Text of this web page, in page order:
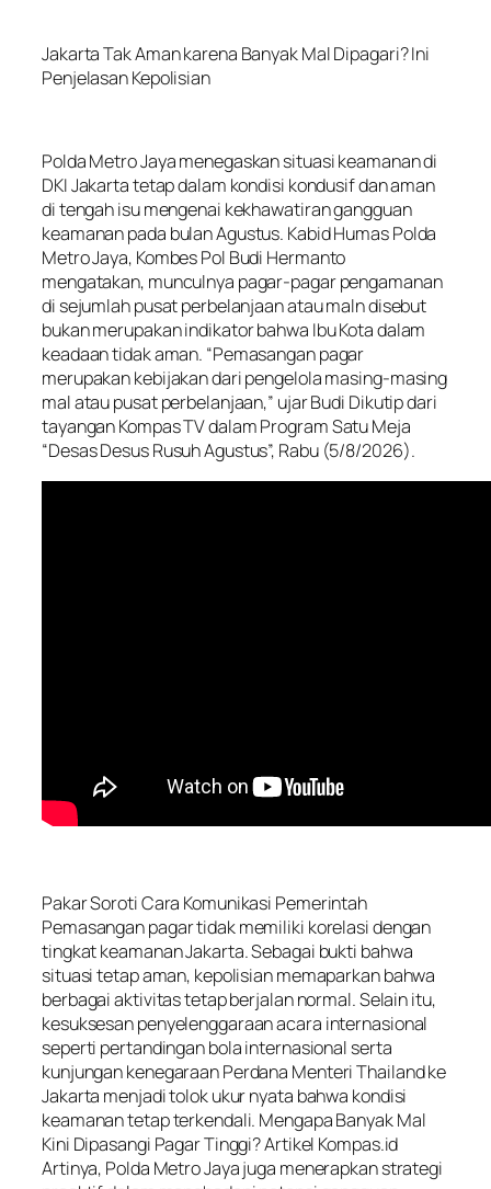
Jakarta Tak Aman karena Banyak Mal Dipagari? Ini
Penjelasan Kepolisian
Polda Metro Jaya menegaskan situasi keamanan di
DKI Jakarta tetap dalam kondisi kondusif dan aman
di tengah isu mengenai kekhawatiran gangguan
keamanan pada bulan Agustus. Kabid Humas Polda
Metro Jaya, Kombes Pol Budi Hermanto
mengatakan, munculnya pagar-pagar pengamanan
di sejumlah pusat perbelanjaan atau maln disebut
bukan merupakan indikator bahwa Ibu Kota dalam
keadaan tidak aman. “Pemasangan pagar
merupakan kebijakan dari pengelola masing-masing
mal atau pusat perbelanjaan,” ujar Budi Dikutip dari
tayangan Kompas TV dalam Program Satu Meja
“Desas Desus Rusuh Agustus”, Rabu (5/8/2026).
Pakar Soroti Cara Komunikasi Pemerintah
Pemasangan pagar tidak memiliki korelasi dengan
tingkat keamanan Jakarta. Sebagai bukti bahwa
situasi tetap aman, kepolisian memaparkan bahwa
berbagai aktivitas tetap berjalan normal. Selain itu,
kesuksesan penyelenggaraan acara internasional
seperti pertandingan bola internasional serta
kunjungan kenegaraan Perdana Menteri Thailand ke
Jakarta menjadi tolok ukur nyata bahwa kondisi
keamanan tetap terkendali. Mengapa Banyak Mal
Kini Dipasangi Pagar Tinggi? Artikel Kompas.id
Artinya, Polda Metro Jaya juga menerapkan strategi